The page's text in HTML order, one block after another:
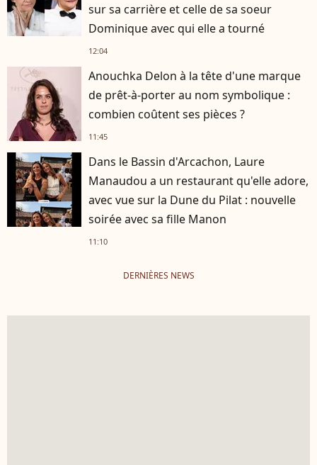
sur sa carrière et celle de sa soeur
Dominique avec qui elle a tourné
12:04
Anouchka Delon à la tête d'une marque
de prêt-à-porter au nom symbolique :
combien coûtent ses pièces ?
11:45
Dans le Bassin d'Arcachon, Laure
Manaudou a un restaurant qu'elle adore,
avec vue sur la Dune du Pilat : nouvelle
soirée avec sa fille Manon
11:10
DERNIÈRES NEWS